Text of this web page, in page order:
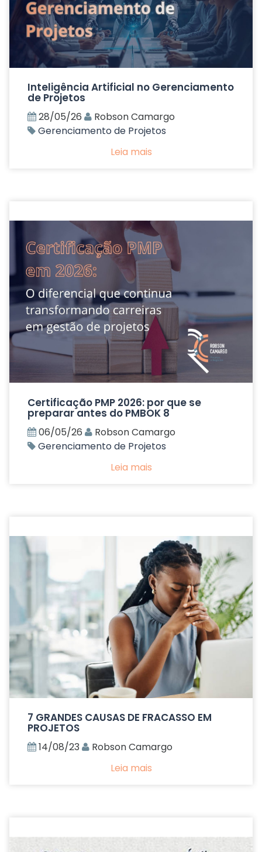
Inteligência Artificial no Gerenciamento
de Projetos
28/05/26
Robson Camargo
Gerenciamento de Projetos
Leia mais
Certificação PMP 2026: por que se
preparar antes do PMBOK 8
06/05/26
Robson Camargo
Gerenciamento de Projetos
Leia mais
7 GRANDES CAUSAS DE FRACASSO EM
PROJETOS
14/08/23
Robson Camargo
Leia mais